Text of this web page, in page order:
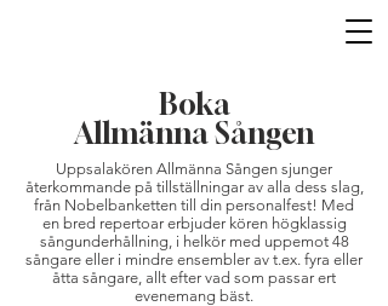
Boka
Allmänna Sången
Uppsalakören Allmänna Sången sjunger
återkommande på tillställningar av alla dess slag,
från Nobelbanketten till din personalfest! Med
en bred repertoar erbjuder kören högklassig
sångunderhållning, i helkör med uppemot 48
sångare eller i mindre ensembler av t.ex. fyra eller
åtta sångare, allt efter vad som passar ert
evenemang bäst.